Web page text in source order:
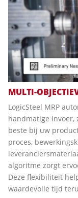
MULTI-
LogicSteel MRP
handmatige invoer,
beste bij uw
proces,
algoritme zorgt
Deze flexibiliteit
waardevolle tijd